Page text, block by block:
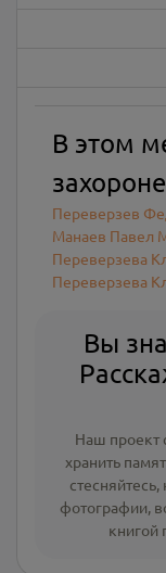
В этом
Переверзев
Манаев Павел
Переверзева
Переверзева
Вы
Наш проект
хранить
фотографии,
книгой